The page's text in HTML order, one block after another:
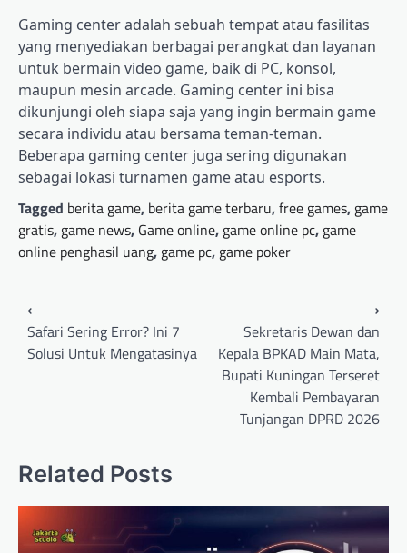
Gaming center adalah sebuah tempat atau fasilitas
yang menyediakan berbagai perangkat dan layanan
untuk bermain video game, baik di PC, konsol,
maupun mesin arcade. Gaming center ini bisa
dikunjungi oleh siapa saja yang ingin bermain game
secara individu atau bersama teman-teman.
Beberapa gaming center juga sering digunakan
sebagai lokasi turnamen game atau esports.
Tagged berita game, berita game terbaru,free games, game
gratis, game news, Game online, game online pc, game
online penghasil uang, game pc, game poker
Post
navigation
⟵
Safari Sering Error? Ini 7
Solusi Untuk Mengatasinya
Sekretaris Dewan dan
Kepala BPKAD Main Mata,
Bupati Kuningan Terseret
Kembali Pembayaran
Tunjangan DPRD 2026
⟶
Related Posts